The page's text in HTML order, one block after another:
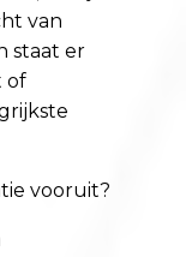
van
staat er
of
vooruit?